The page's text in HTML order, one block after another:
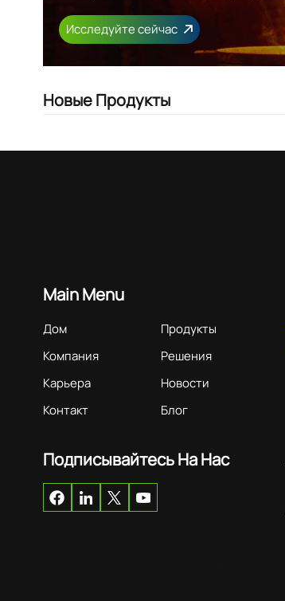
Исследуйте сейчас
Новые Продукты
Main Menu
Дом
Продукты
Компания
Решения
Карьера
Новости
Контакт
Блог
Подписывайтесь На Нас